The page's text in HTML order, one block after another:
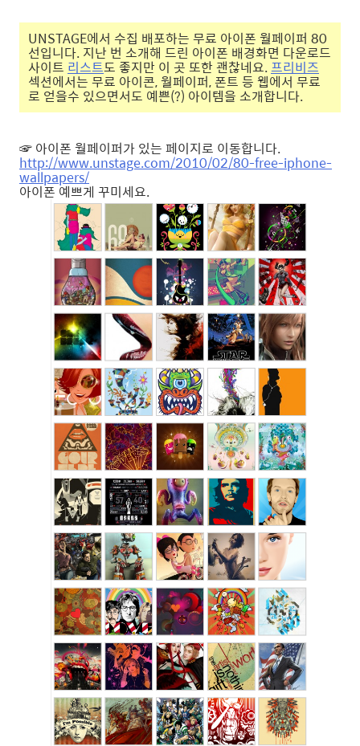
UNSTAGE에서 수집 배포하는 무료 아이폰 월페이퍼 80
선입니다. 지난 번 소개해 드린 아이폰 배경화면 다운로드
사이트 리스트도 좋지만 이 곳 또한 괜찮네요.프리비즈
섹션에서는 무료 아이콘, 월페이퍼, 폰트 등 웹에서 무료
로 얻을수 있으면서도 예쁜(?) 아이템을 소개합니다.
☞ 아이폰 월페이퍼가 있는 페이지로 이동합니다.
http://www.unstage.com/2010/02/80-free-iphone-
wallpapers/
아이폰 예쁘게 꾸미세요.